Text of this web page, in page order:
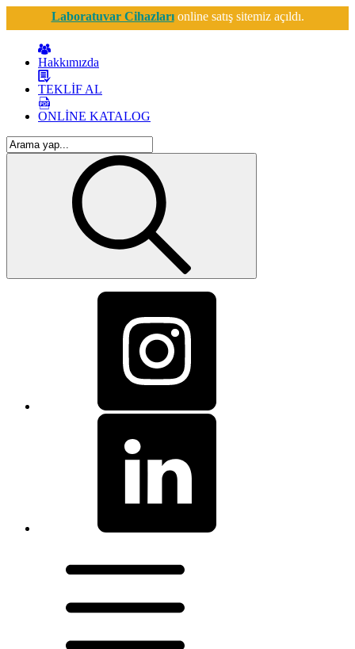
Laboratuvar Cihazlarıonline satış sitemiz açıldı.
Hakkımızda
TEKLİF AL
ONLİNE KATALOG